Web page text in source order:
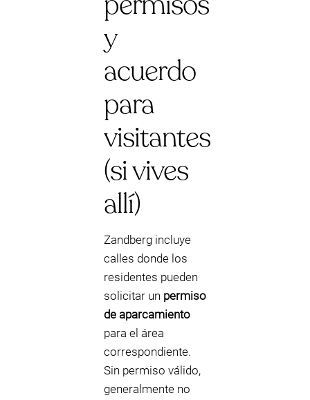
y
acuerdo
para
visitantes
(si vives
allí)
Zandberg incluye
calles donde los
residentes pueden
solicitar un permiso
de aparcamiento
para el área
correspondiente.
Sin permiso válido,
generalmente no